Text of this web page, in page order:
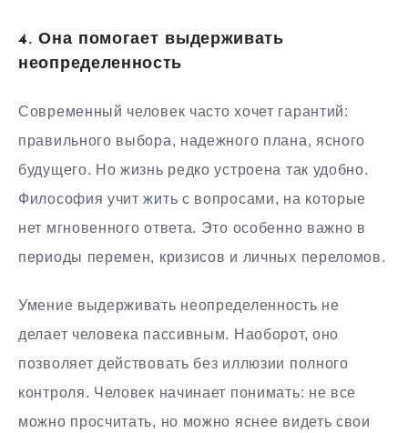
4. Она помогает выдерживать
неопределенность
Современный человек часто хочет гарантий:
правильного выбора, надежного плана, ясного
будущего. Но жизнь редко устроена так удобно.
Философия учит жить с вопросами, на которые
нет мгновенного ответа. Это особенно важно в
периоды перемен, кризисов и личных переломов.
Умение выдерживать неопределенность не
делает человека пассивным. Наоборот, оно
позволяет действовать без иллюзии полного
контроля. Человек начинает понимать: не все
можно просчитать, но можно яснее видеть свои